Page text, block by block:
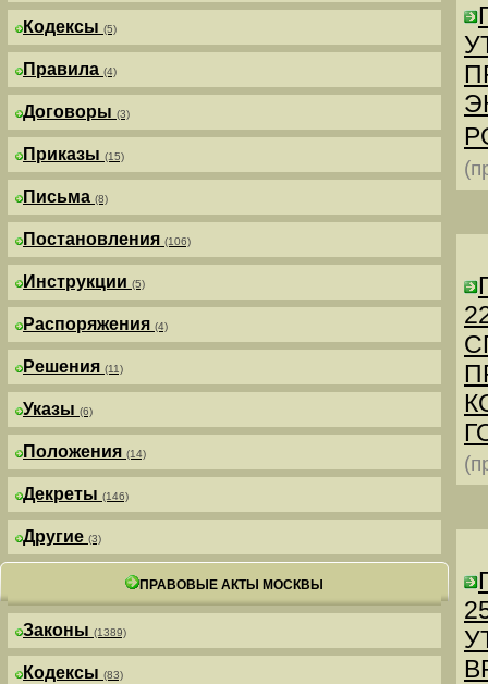
Кодексы (5)
Правила (4)
Договоры (3)
Приказы (15)
Письма (8)
Постановления (106)
Инструкции (5)
Распоряжения (4)
Решения (11)
Указы (6)
Положения (14)
Декреты (146)
Другие (3)
ПРАВОВЫЕ АКТЫ МОСКВЫ
Законы (1389)
Кодексы (83)